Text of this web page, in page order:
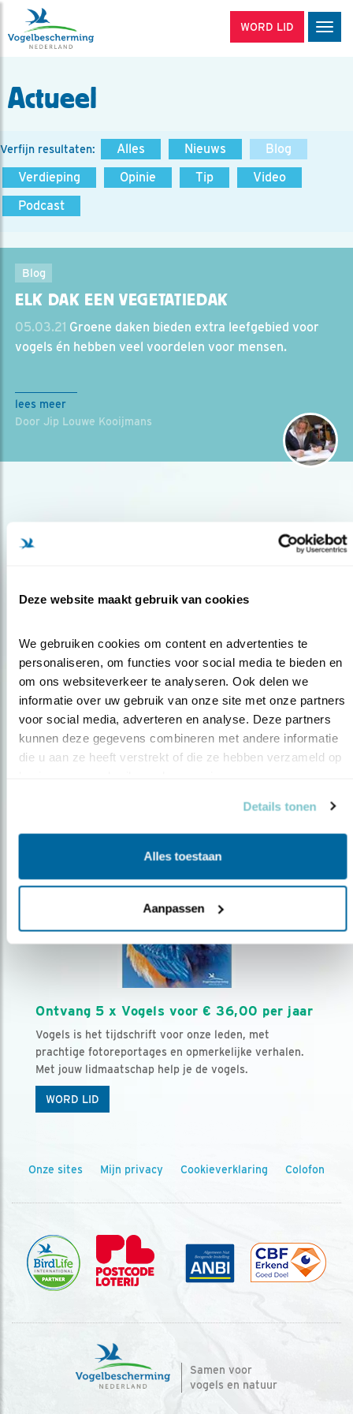
Deze website maakt gebruik van cookies
We gebruiken cookies om content en advertenties te
personaliseren, om functies voor social media te bieden en
om ons websiteverkeer te analyseren. Ook delen we
informatie over uw gebruik van onze site met onze partners
voor social media, adverteren en analyse. Deze partners
kunnen deze gegevens combineren met andere informatie
die u aan ze heeft verstrekt of die ze hebben verzameld op
Details tonen
Alles toestaan
Aanpassen
WORD LID
Actueel
Verfijn resultaten: Alles Nieuws
Blog
Verdieping
Opinie Tip
Video
Podcast
Blog
ELK DAK EEN VEGETATIEDAK
05.03.21 Groene daken bieden extra leefgebied voor
vogels én hebben veel voordelen voor mensen.
lees meer
Door Jip Louwe Kooijmans
Meld je aan en ontvang nieuws, inspiratie, acties en tips
over vogels en activiteiten van Vogelbescherming.
AANMELDEN VOGELNIEUWS
Volg ons via social media
Ontvang 5 x Vogels voor € 36,00 per jaar
Vogels is het tijdschrift voor onze leden, met
prachtige fotoreportages en opmerkelijke verhalen.
Met jouw lidmaatschap help je de vogels.
WORD LID
Onze sites Mijn privacy Cookieverklaring Colofon
Samen voor
vogels en natuur